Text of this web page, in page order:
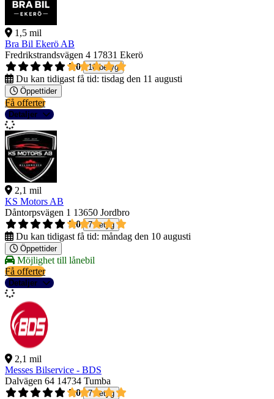
1,5 mil
Bra Bil Ekerö AB
Fredrikstrandsvägen 4 17831 Ekerö
5,0
10 betyg
Du kan tidigast få tid: tisdag den 11 augusti
Öppettider
Få offerter
Detaljer
2,1 mil
KS Motors AB
Dåntorpsvägen 1 13650 Jordbro
5,0
7 betyg
Du kan tidigast få tid: måndag den 10 augusti
Öppettider
Möjlighet till lånebil
Få offerter
Detaljer
2,1 mil
Messes Bilservice - BDS
Dalvägen 64 14734 Tumba
5,0
7 betyg